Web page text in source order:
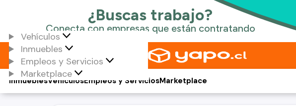
Vehículos
Inmuebles
Empleos y Servicios
Marketplace
Vehículos
Inmuebles Empleos y ServiciosMarketplace